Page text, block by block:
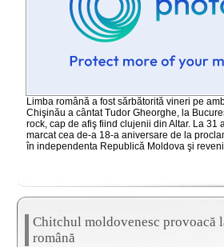
Limba română a fost sărbătorită vineri pe
Chişinău a cântat Tudor Gheorghe, la
rock, cap de afiş fiind clujenii din Altar. La 31
marcat cea de-a 18-a aniversare de la
în independenta Republică Moldova şi
Chitchul moldovenesc provoacă
română